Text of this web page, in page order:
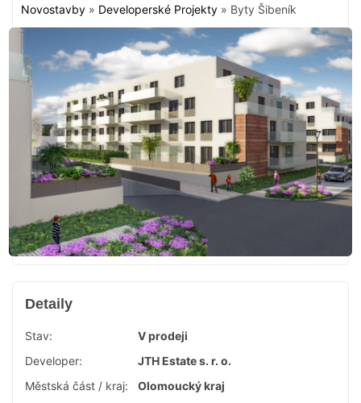
Novostavby » Developerské Projekty » Byty Šibeník
Detaily
Stav:
V prodeji
Developer:
JTH Estate s. r. o.
Městská část / kraj:
Olomoucký kraj